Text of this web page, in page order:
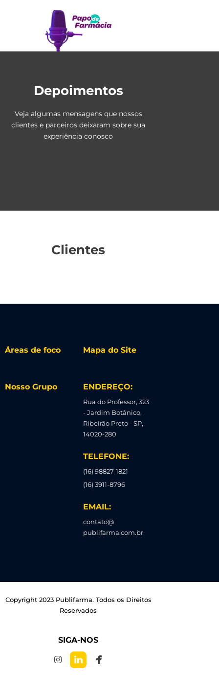
Depoimentos
Veja algumas mensagens que nossos
clientes e parceiros deixaram sobre sua
experiência conosco
Clientes
Áreas de foco Mapa do Site
Nosso Grupo ENDEREÇO:
Rua do Professor, 323
- Jardim Botânico,
Ribeirão Preto - SP,
14020-280
TELEFONE:
(16) 98827-1821
(16) 3911-8796
EMAIL:
contato@
publifarma.com.br
Copyright 2023 Publifarma. Todos os Direitos
Reservados
SIGA-NOS